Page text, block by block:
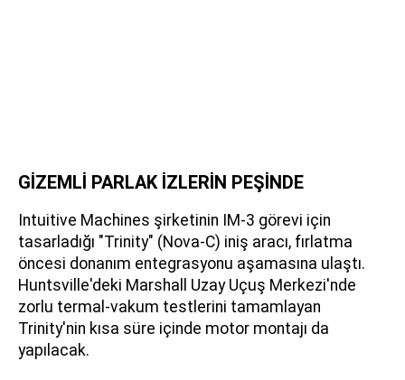
GİZEMLİ PARLAK İZLERİN PEŞİNDE
Intuitive Machines şirketinin IM-3 görevi için
tasarladığı "Trinity" (Nova-C) iniş aracı, fırlatma
öncesi donanım entegrasyonu aşamasına ulaştı.
Huntsville'deki Marshall Uzay Uçuş Merkezi'nde
zorlu termal-vakum testlerini tamamlayan
Trinity'nin kısa süre içinde motor montajı da
yapılacak.